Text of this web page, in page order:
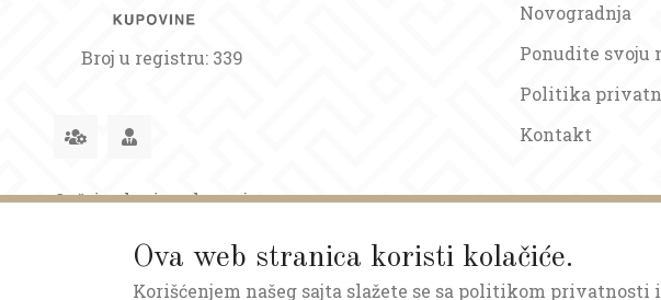
Ova web stranica koristi kolačiće.
Korišćenjem našeg sajta slažete se sa politikom privatnosti
Broj u registru: 339
Opšti uslovi poslovanja
Novogradnja
Ponudite svoju
Politika
Kontakt